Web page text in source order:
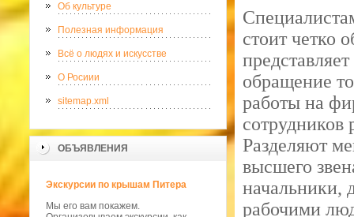
Об культуре
Полезная информация
Всё о людях и искусстве
О Росиии
sitemap.xml
ОБЪЯВЛЕНИЯ
Экскурсии по крышам Питера
Мы его вам покажем.
стоит четко
обращение
работы на
Разделяют
высшего
начальники,
рабочими